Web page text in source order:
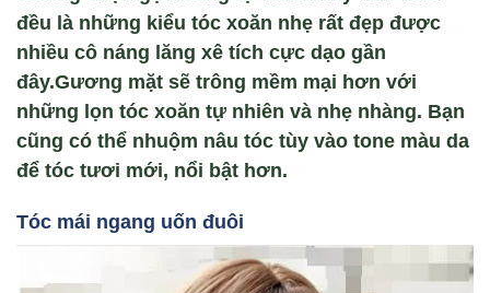
đều là những kiểu tóc xoăn nhẹ rất đẹp được
nhiều cô náng lăng xê tích cực dạo gần
đây.Gương mặt sẽ trông mềm mại hơn với
những lọn tóc xoăn tự nhiên và nhẹ nhàng. Bạn
cũng có thể nhuộm nâu tóc tùy vào tone màu da
để tóc tươi mới, nổi bật hơn.
Tóc mái ngang uốn đuôi